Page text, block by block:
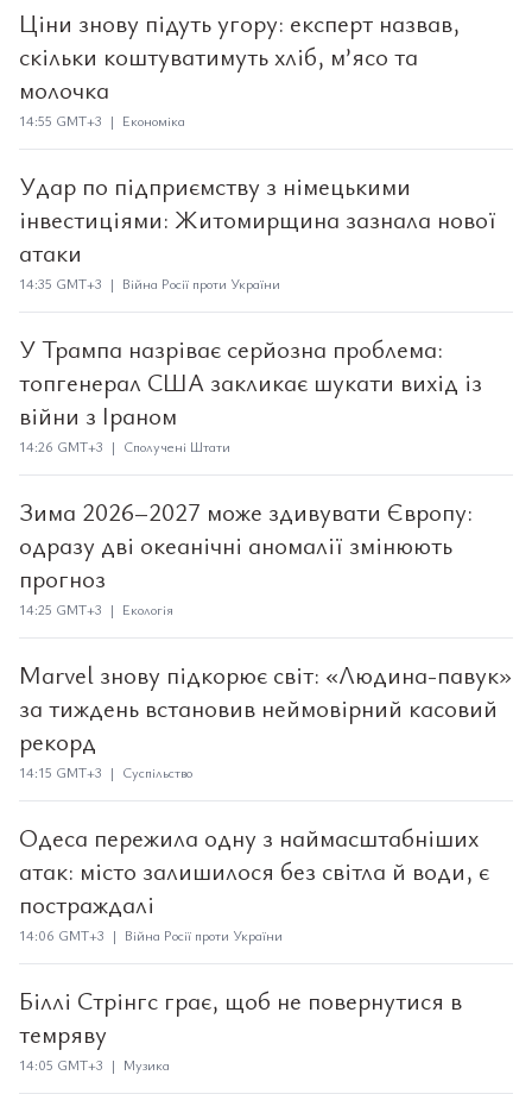
Ціни знову підуть угору: експерт назвав,
скільки коштуватимуть хліб, м’ясо та
молочка
14:55 GMT+3 | Економіка
Удар по підприємству з німецькими
інвестиціями: Житомирщина зазнала нової
атаки
14:35 GMT+3 | Війна Росії проти України
У Трампа назріває серйозна проблема:
топгенерал США закликає шукати вихід із
війни з Іраном
14:26 GMT+3 | Сполучені Штати
Зима 2026–2027 може здивувати Європу:
одразу дві океанічні аномалії змінюють
прогноз
14:25 GMT+3 | Екологія
Marvel знову підкорює світ: «Людина-павук»
за тиждень встановив неймовірний касовий
рекорд
14:15 GMT+3 | Суспільство
Одеса пережила одну з наймасштабніших
атак: місто залишилося без світла й води, є
постраждалі
14:06 GMT+3 | Війна Росії проти України
Біллі Стрінгс грає, щоб не повернутися в
темряву
14:05 GMT+3 | Музика